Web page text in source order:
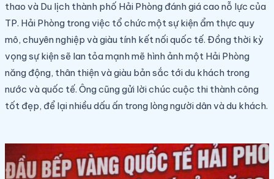
thao và Du lịch thành phố Hải Phòng đánh giá cao nỗ lực của
TP. Hải Phòng trong việc tổ chức một sự kiện ẩm thực quy
mô, chuyên nghiệp và giàu tính kết nối quốc tế. Đồng thời kỳ
vọng sự kiện sẽ lan tỏa mạnh mẽ hình ảnh một Hải Phòng
năng động, thân thiện và giàu bản sắc tới du khách trong
nước và quốc tế. Ông cũng gửi lời chúc cuộc thi thành công
tốt đẹp, để lại nhiều dấu ấn trong lòng người dân và du khách.